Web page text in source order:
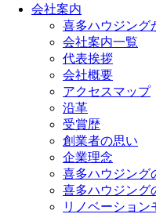
会社案内
喜多ハウジング
会社案内一覧
代表挨拶
会社概要
アクセスマップ
沿革
受賞歴
創業者の思い
企業理念
喜多ハウジング
喜多ハウジング
リノベーション